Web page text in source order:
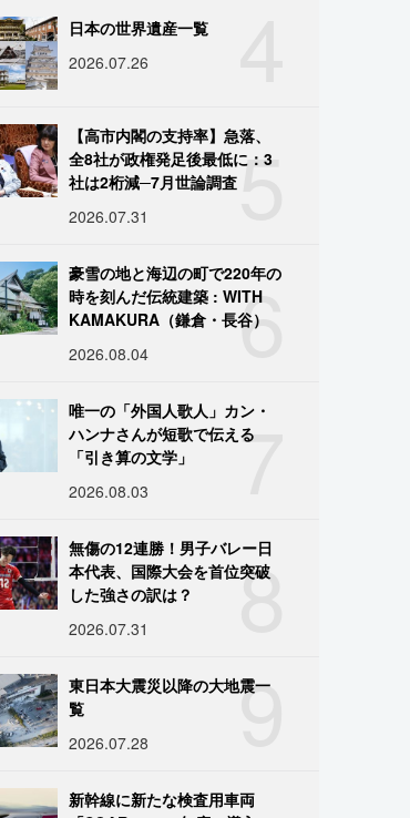
日本の世界遺産一覧
2026.07.26
5
【高市内閣の支持率】急落、
全8社が政権発足後最低に：3
社は2桁減─7月世論調査
2026.07.31
6
豪雪の地と海辺の町で220年の
時を刻んだ伝統建築 : WITH
KAMAKURA（鎌倉・長谷）
2026.08.04
7
唯一の「外国人歌人」カン・
ハンナさんが短歌で伝える
「引き算の文学」
2026.08.03
8
無傷の12連勝！男子バレー日
本代表、国際大会を首位突破
した強さの訳は？
2026.07.31
9
東日本大震災以降の大地震一
覧
2026.07.28
新幹線に新たな検査用車両